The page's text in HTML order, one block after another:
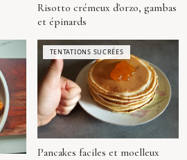
Risotto crémeux d'orzo, gambas
et épinards
TENTATIONS SUCRÉES
Pancakes faciles et moelleux